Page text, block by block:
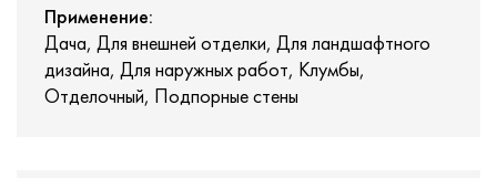
Применение:
Дача, Для внешней отделки, Для ландшафтного
дизайна, Для наружных работ, Клумбы,
Отделочный, Подпорные стены